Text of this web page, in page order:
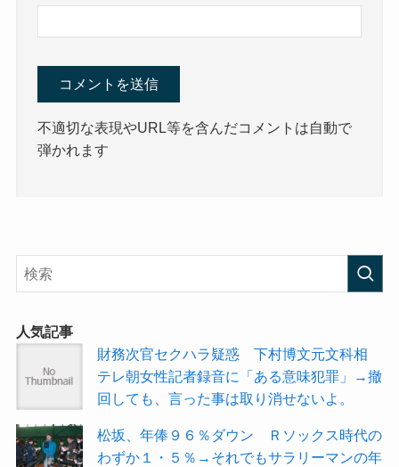
不適切な表現やURL等を含んだコメントは自動で
弾かれます
人気記事
財務次官セクハラ疑惑 下村博文元文科相
テレ朝女性記者録音に「ある意味犯罪」→撤
回しても、言った事は取り消せないよ。
松坂、年俸９６％ダウン Ｒソックス時代の
わずか１・５％→それでもサラリーマンの年